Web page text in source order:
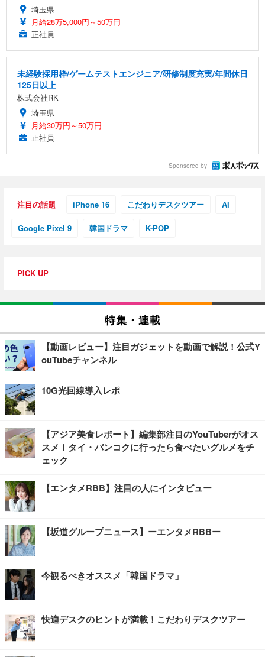
埼玉県
月給28万5,000円～50万円
正社員
未経験採用枠/ゲームテストエンジニア/研修制度充実/年間休日
125日以上
株式会社RK
埼玉県
月給30万円～50万円
正社員
Sponsored by
注目の話題 iPhone 16 こだわりデスクツアー AI
Google Pixel 9 韓国ドラマ K-POP
PICK UP
特集・連載
【動画レビュー】注目ガジェットを動画で解説！公式Y
ouTubeチャンネル
10G光回線導入レポ
【アジア美食レポート】編集部注目のYouTuberがオス
スメ！タイ・バンコクに行ったら食べたいグルメをチ
ェック
【エンタメRBB】注目の人にインタビュー
【坂道グループニュース】ーエンタメRBBー
今観るべきオススメ「韓国ドラマ」
快適デスクのヒントが満載！こだわりデスクツアー